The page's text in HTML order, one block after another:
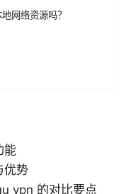
网络资源吗？
能
优势
vpn 的对比要点